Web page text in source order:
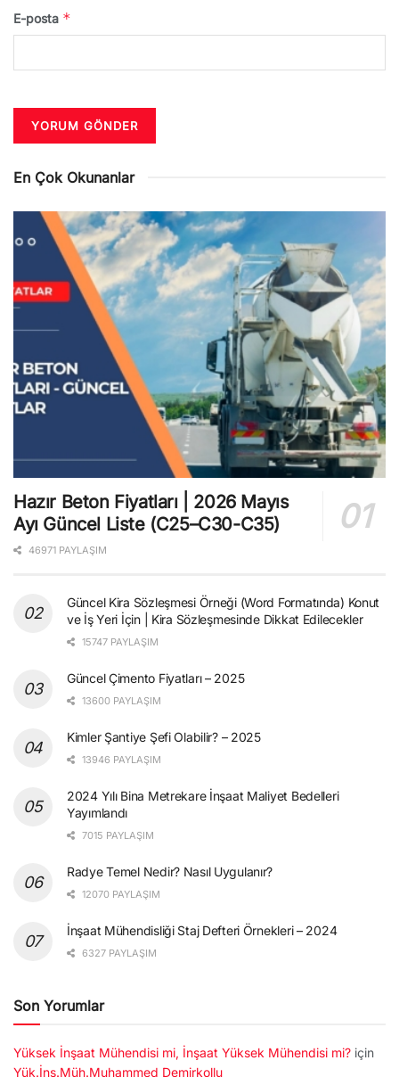
E-posta *
En Çok Okunanlar
Hazır Beton Fiyatları | 2026 Mayıs
Ayı Güncel Liste (C25–C30-C35)
46971 PAYLAŞIM
Güncel Kira Sözleşmesi Örneği (Word Formatında) Konut
ve İş Yeri İçin | Kira Sözleşmesinde Dikkat Edilecekler
15747 PAYLAŞIM
Güncel Çimento Fiyatları – 2025
13600 PAYLAŞIM
Kimler Şantiye Şefi Olabilir? – 2025
13946 PAYLAŞIM
2024 Yılı Bina Metrekare İnşaat Maliyet Bedelleri
Yayımlandı
7015 PAYLAŞIM
Radye Temel Nedir? Nasıl Uygulanır?
12070 PAYLAŞIM
İnşaat Mühendisliği Staj Defteri Örnekleri – 2024
6327 PAYLAŞIM
Son Yorumlar
Yüksek İnşaat Mühendisi mi, İnşaat Yüksek Mühendisi mi? için
Yük.İnş.Müh.Muhammed Demirkollu